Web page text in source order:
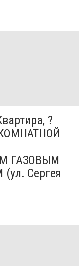
?
ГАЗОВЫМ
Сергея